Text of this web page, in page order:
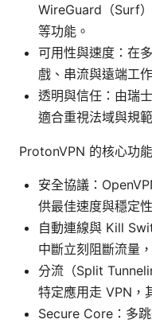
WireGuard（Surf
等功能。
可用性與速度：在
戲、串流與遠端工作
透明與信任：由瑞
適合重視法域與規
ProtonVPN 的核心功
安全協議：
供最佳速度與穩定
自動連線與 Kill
中斷立刻阻斷流量
分流（Split
特定應用走 VPN，
Secure Core：多